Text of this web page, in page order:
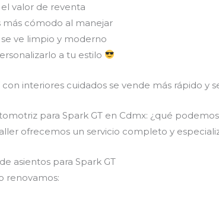
valor de reventa
más cómodo al manejar
ve limpio y moderno
a tu estilo
con interiores cuidados se vende más rápido y
para Spark GT en Cdmx: ¿qué
ofrecemos un servicio completo y
asientos para Spark GT
renovamos: